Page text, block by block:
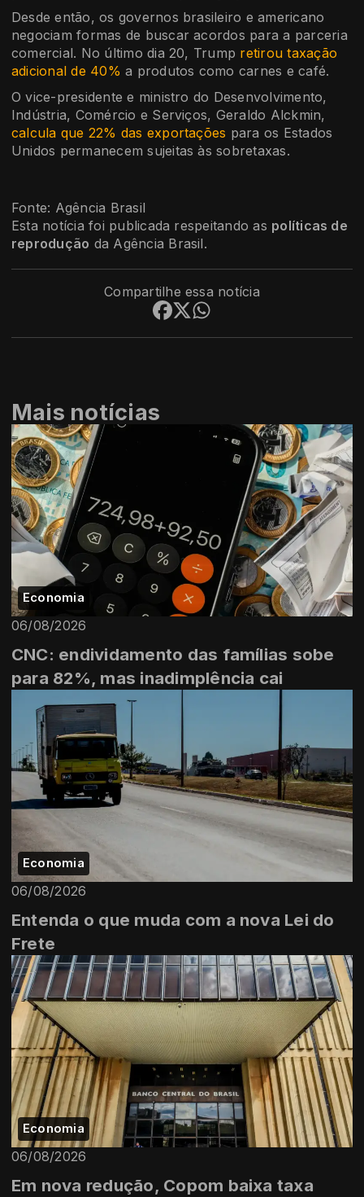
Desde então, os governos brasileiro e americano
negociam formas de buscar acordos para a parceria
comercial. No último dia 20, Trump retirou taxação
adicional de 40% a produtos como carnes e café.
O vice-presidente e ministro do Desenvolvimento,
Indústria, Comércio e Serviços, Geraldo Alckmin,
calcula que 22% das exportações para os Estados
Unidos permanecem sujeitas às sobretaxas.
Fonte: Agência Brasil
Esta notícia foi publicada respeitando as políticas de
reprodução da Agência Brasil.
Compartilhe essa notícia
Mais notícias
Economia
06/08/2026
CNC: endividamento das famílias sobe
para 82%, mas inadimplência cai
Economia
06/08/2026
Entenda o que muda com a nova Lei do
Frete
Economia
06/08/2026
Em nova redução, Copom baixa taxa